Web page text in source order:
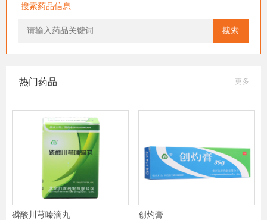
搜索药品信息
搜索
热门药品 更多
磷酸川芎嗪滴丸
创灼膏